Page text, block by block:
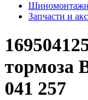
Запчасти и
тормоза
041 257